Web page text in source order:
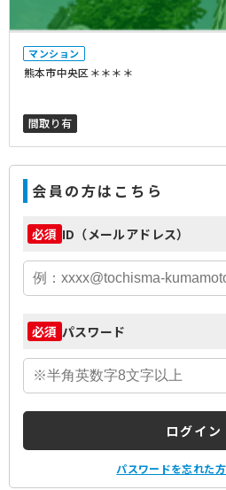
マンション
熊本市中央区＊＊＊＊
間取り有
会員の方はこちら
必須 ID（メールアドレス）
必須 パスワード
ログイン
パスワードを忘れた